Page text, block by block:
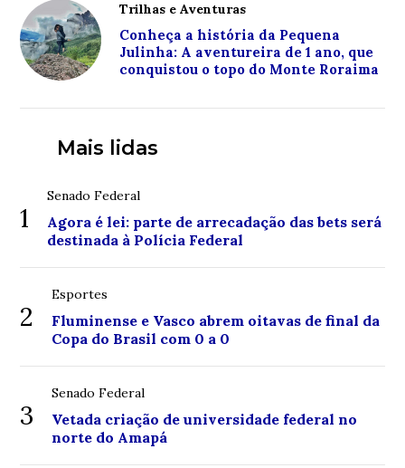
Trilhas e Aventuras
Conheça a história da Pequena
Julinha: A aventureira de 1 ano, que
conquistou o topo do Monte Roraima
Mais lidas
1
Senado Federal
Agora é lei: parte de arrecadação das bets será
destinada à Polícia Federal
2
Esportes
Fluminense e Vasco abrem oitavas de final da
Copa do Brasil com 0 a 0
3
Senado Federal
Vetada criação de universidade federal no
norte do Amapá